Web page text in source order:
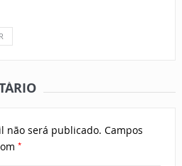
não será publicado. Campos
*